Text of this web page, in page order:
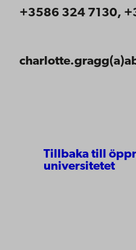
+3586 324 7130,
Tillbaka till
universitetet